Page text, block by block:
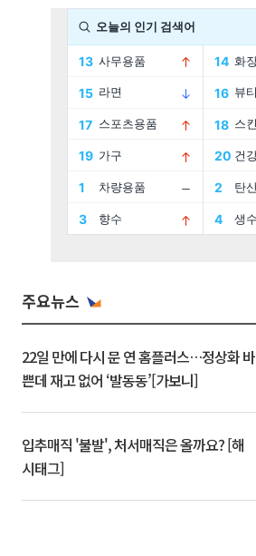
주요뉴스
22일 만에 다시 문 연 홈플러스…정상화 바
쁜데 재고 없어 ‘발동동’[가보니]
입추매직 '불발', 처서매직은 올까요? [해
시태그]